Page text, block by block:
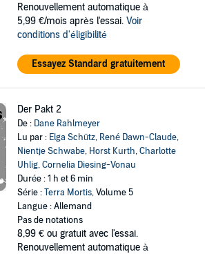
Renouvellement automatique à
5,99 €/mois après l'essai. Voir
conditions d'éligibilité
Essayez Standard gratuitement
Der Pakt 2
De : Dane Rahlmeyer
Lu par : Elga Schütz, René Dawn-Claude,
Nientje Schwabe, Horst Kurth,Charlotte
Uhlig,Cornelia Diesing-Vonau
Durée : 1 h et 6 min
Série :Terra Mortis, Volume 5
Langue : Allemand
Pas de notations
8,99 € ou gratuit avec l'essai.
Renouvellement automatique à